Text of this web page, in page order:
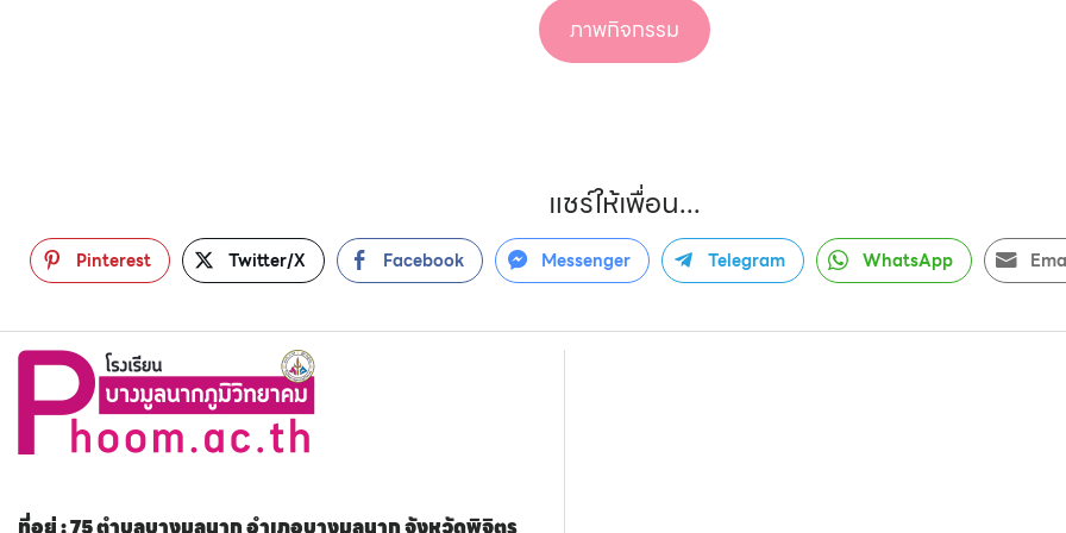
ภาพกิจกรรม
แชร์ให้เพื่อน...
Pinterest Twitter/X Facebook Messenger Telegram WhatsApp